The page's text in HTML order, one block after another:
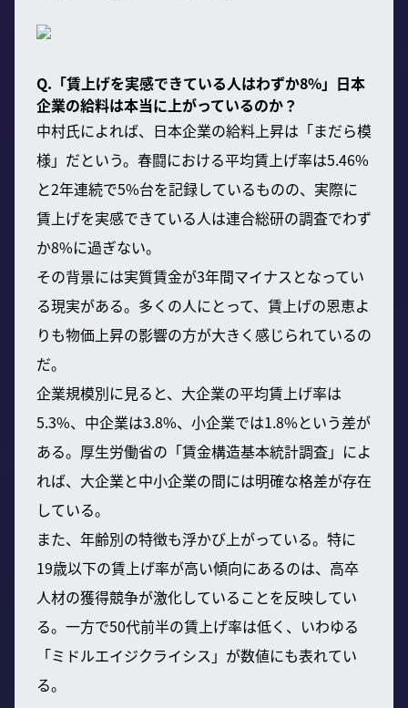
Q.「賃上げを実感できている人はわずか8%」日本
企業の給料は本当に上がっているのか？
中村氏によれば、日本企業の給料上昇は「まだら模
様」だという。春闘における平均賃上げ率は5.46%
と2年連続で5%台を記録しているものの、実際に
賃上げを実感できている人は連合総研の調査でわず
か8%に過ぎない。
その背景には実質賃金が3年間マイナスとなってい
る現実がある。多くの人にとって、賃上げの恩恵よ
りも物価上昇の影響の方が大きく感じられているの
だ。
企業規模別に見ると、大企業の平均賃上げ率は
5.3%、中企業は3.8%、小企業では1.8%という差が
ある。厚生労働省の「賃金構造基本統計調査」によ
れば、大企業と中小企業の間には明確な格差が存在
している。
また、年齢別の特徴も浮かび上がっている。特に
19歳以下の賃上げ率が高い傾向にあるのは、高卒
人材の獲得競争が激化していることを反映してい
る。一方で50代前半の賃上げ率は低く、いわゆる
「ミドルエイジクライシス」が数値にも表れてい
る。